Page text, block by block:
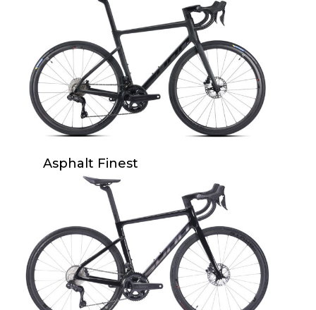
Asphalt Finest